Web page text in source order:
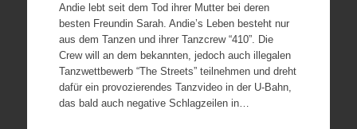
Andie lebt seit dem Tod ihrer Mutter bei deren
besten Freundin Sarah. Andie’s Leben besteht nur
aus dem Tanzen und ihrer Tanzcrew “410”. Die
Crew will an dem bekannten, jedoch auch illegalen
Tanzwettbewerb “The Streets” teilnehmen und dreht
dafür ein provozierendes Tanzvideo in der U-Bahn,
das bald auch negative Schlagzeilen in…